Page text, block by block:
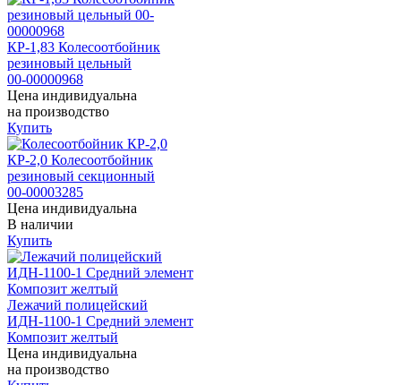
КР-1,83 Колесоотбойник
резиновый цельный
00-00000968
Цена индивидуальна
на производство
Купить
КР-2,0 Колесоотбойник
резиновый секционный
00-00003285
Цена индивидуальна
В наличии
Купить
Лежачий полицейский
ИДН-1100-1 Средний элемент
Композит желтый
Цена индивидуальна
на производство